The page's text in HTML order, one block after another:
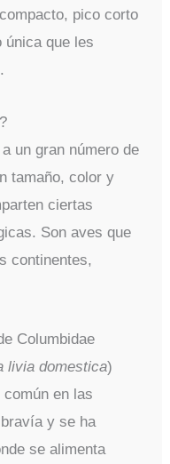
pico corto
única que les
un gran número de
tamaño, color y
ciertas
Son aves que
continentes,
Columbidae
livia domestica)
en las
y se ha
se alimenta